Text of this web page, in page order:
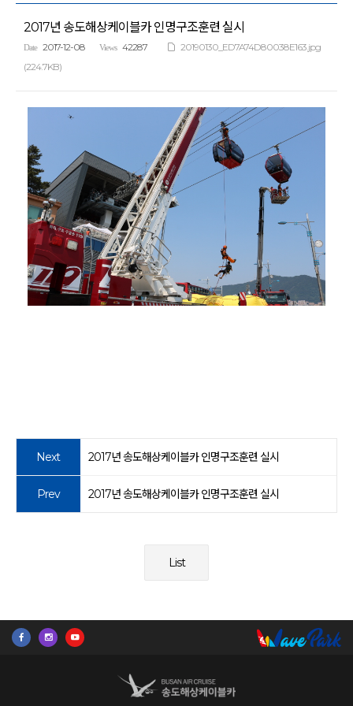
2017년 송도해상케이블카 인명구조훈련 실시
Date 2017-12-08 Views 42287
20190130_ED7A74D80038E163.jpg
(224.7KB)
Next 2017년 송도해상케이블카 인명구조훈련 실시
Prev 2017년 송도해상케이블카 인명구조훈련 실시
List